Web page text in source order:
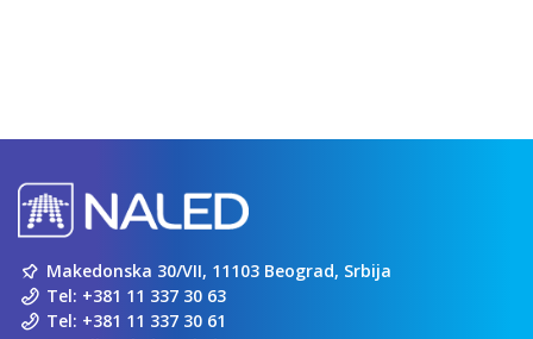
Makedonska 30/VII, 11103 Beograd, Srbija
Tel: +381 11 337 30 63
Tel: +381 11 337 30 61